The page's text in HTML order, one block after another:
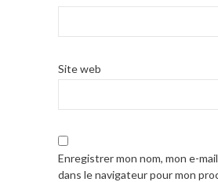
Site web
Enregistrer mon nom, mon e-
dans le navigateur pour mon